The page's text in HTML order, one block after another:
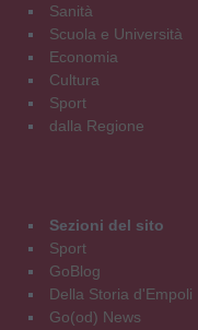
Sanità
Scuola e Università
Economia
Cultura
Sport
dalla Regione
Sezioni del sito
Sport
GoBlog
Della Storia d'Empoli
Go(od) News